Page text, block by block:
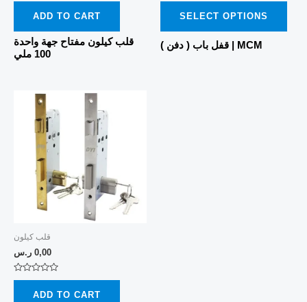
5
ADD TO CART
قلب كيلون مفتاح جهة واحدة
100 ملي
5
SELECT OPTIONS
on
قفل باب ( دفن ) | MCM
قلب كيلون
0,00 ر.س
Rated
ADD TO CART